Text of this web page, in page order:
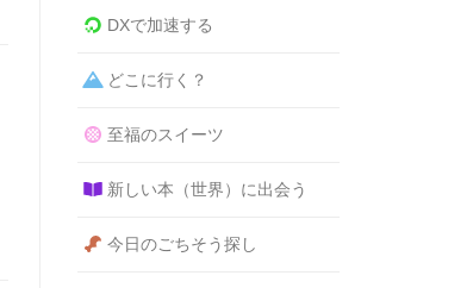
DXで加速する
どこに行く？
至福のスイーツ
新しい本（世界）に出会う
今日のごちそう探し